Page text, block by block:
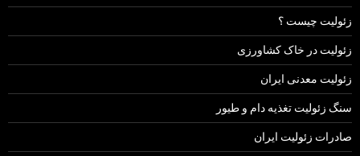
زئولیت چیست ؟
زئولیت در خاک کشاورزی
زئولیت معدنی ایران
سنگ زئولیت تغذیه دام و طیور
صادرات زئولیت ایران